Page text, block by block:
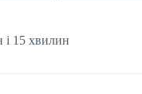
і 15 хвилин